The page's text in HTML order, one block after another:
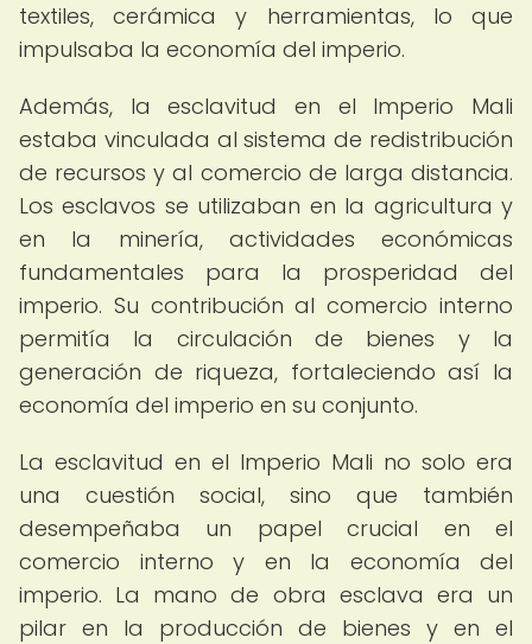
textiles, cerámica y herramientas, lo que
impulsaba la economía del imperio.
Además, la esclavitud en el Imperio Mali
estaba vinculada al sistema de redistribución
de recursos y al comercio de larga distancia.
Los esclavos se utilizaban en la agricultura y
en la minería, actividades económicas
fundamentales para la prosperidad del
imperio. Su contribución al comercio interno
permitía la circulación de bienes y la
generación de riqueza, fortaleciendo así la
economía del imperio en su conjunto.
La esclavitud en el Imperio Mali no solo era
una cuestión social, sino que también
desempeñaba un papel crucial en el
comercio interno y en la economía del
imperio. La mano de obra esclava era un
pilar en la producción de bienes y en el